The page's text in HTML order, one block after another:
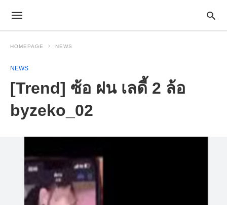
HOMEPAGE NEWS
NEWS
[Trend] ซ้อ ฝน เลดี้ 2 ล้อ
byzeko_02